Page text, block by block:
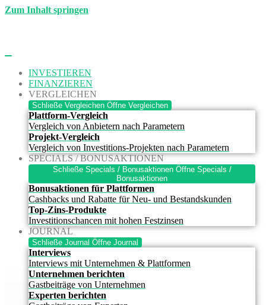
Zum Inhalt springen
INVESTIEREN
FINANZIEREN
VERGLEICHEN
Schließe Vergleichen Öffne Vergleichen
Plattform-Vergleich
Vergleich von Anbietern nach Parametern
Projekt-Vergleich
Vergleich von Investitions-Projekten nach Parametern
SPECIALS / BONUSAKTIONEN
Schließe Specials / Bonusaktionen Öffne Specials /
Bonusaktionen
Bonusaktionen für Plattformen
Cashbacks und Rabatte für Neu- und Bestandskunden
Top-Zins-Produkte
Investitionschancen mit hohen Festzinsen
JOURNAL
Schließe Journal Öffne Journal
Interviews
Interviews mit Unternehmen & Plattformen
Unternehmen berichten
Gastbeiträge von Unternehmen
Experten berichten